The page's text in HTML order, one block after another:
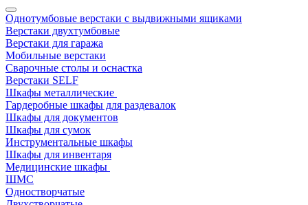
Однотумбовые верстаки с выдвижными ящиками
Верстаки двухтумбовые
Верстаки для гаража
Мобильные верстаки
Сварочные столы и оснастка
Верстаки SELF
Шкафы металлические
Гардеробные шкафы для раздевалок
Шкафы для документов
Шкафы для сумок
Инструментальные шкафы
Шкафы для инвентаря
Медицинские шкафы
ШМС
Одностворчатые